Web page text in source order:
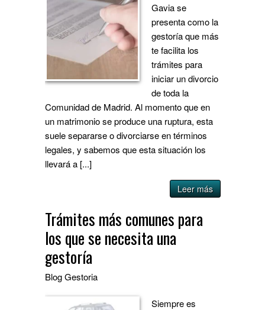
Gavia se
presenta como la
gestoría que más
te facilita los
trámites para
iniciar un divorcio
de toda la
Comunidad de Madrid. Al momento que en
un matrimonio se produce una ruptura, esta
suele separarse o divorciarse en términos
legales, y sabemos que esta situación los
llevará a [...]
Leer más
Trámites más comunes para
los que se necesita una
gestoría
BlogGestoria
Siempre es